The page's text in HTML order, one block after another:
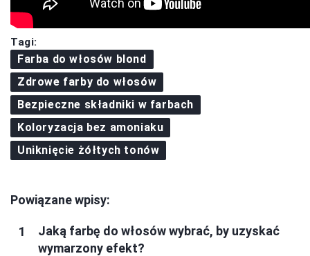
Tagi:
Farba do włosów blond
Zdrowe farby do włosów
Bezpieczne składniki w farbach
Koloryzacja bez amoniaku
Uniknięcie żółtych tonów
Powiązane wpisy:
Jaką farbę do włosów wybrać, by uzyskać
wymarzony efekt?